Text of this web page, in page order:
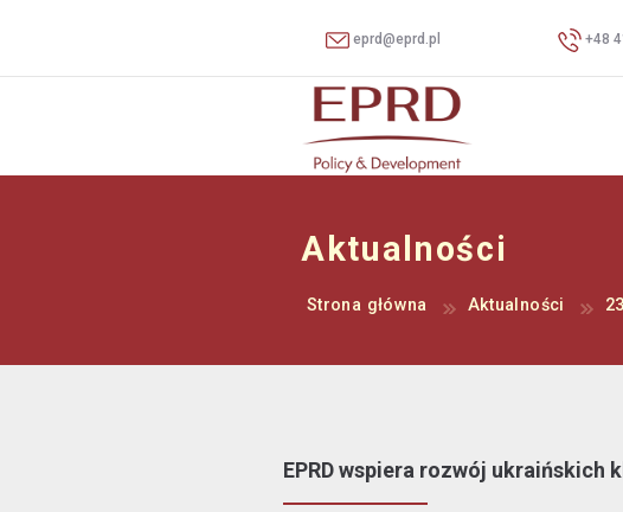
eprd@eprd.pl +48
Aktualności
Strona główna Aktualności
EPRD wspiera rozwój ukraińskich